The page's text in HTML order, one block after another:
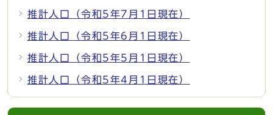
推計人口（令和5年7月1日現在）
推計人口（令和5年6月1日現在）
推計人口（令和5年5月1日現在）
推計人口（令和5年4月1日現在）